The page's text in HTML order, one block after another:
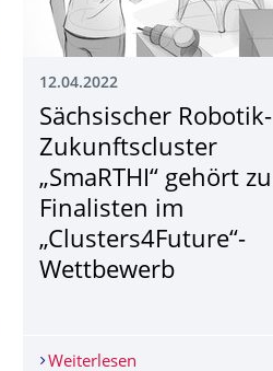
im Osten mit mehreren Top-
12.04.2022
Sächsischer Robotik-
Zukunftscluster
„SmaRTHI“ gehört
Finalisten im
„Clusters4Future“-
Wettbewerb
Weiterlesen